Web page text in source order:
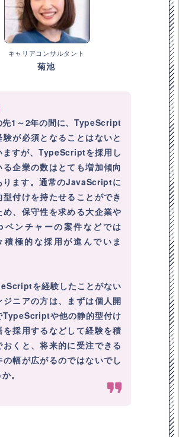
キャリアコンサルタント
菊池
先1～2年の間に、TypeScript
験が必須となることはないと
ますが、TypeScriptを採用し
る企業の数はとても増加傾向
ります。通常のJavaScriptに
型付けを持たせることができ
め、保守性を求める大企業や
ベンチャーの案件などでは
積極的な採用が進んでいま
を経験したことがない
ジニアの方は、まずは個人開
TypeScriptや他の静的型付け
を採用するなどして経験を積
おくと、将来的に受注できる
の幅が広がるのではないでし
。